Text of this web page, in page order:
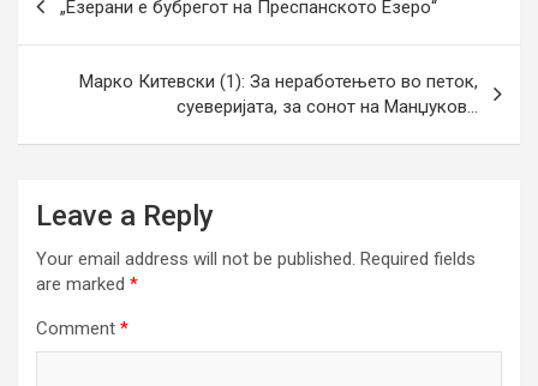
navigation
„Езерани е бубрегот на Преспанското Езеро“
Марко Китевски (1): За неработењето во петок,
суеверијата, за сонот на Манџуков…
Leave a Reply
Your email address will not be published. Required fields
are marked *
Comment *